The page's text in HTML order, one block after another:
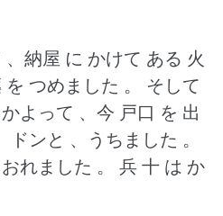
納屋 に かけて ある 火
つめました 。
そして
よって 、今 戸口 を 出
ンと 、うちました 。
れました 。
兵 十 は か